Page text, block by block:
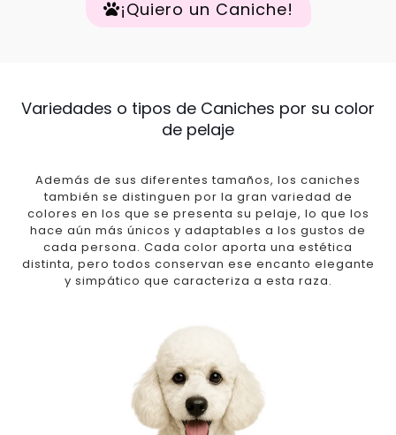
¡Quiero un Caniche!
Variedades o tipos de Caniches por su color
de pelaje
Además de sus diferentes tamaños, los caniches
también se distinguen por la gran variedad de
colores en los que se presenta su pelaje, lo que los
hace aún más únicos y adaptables a los gustos de
cada persona. Cada color aporta una estética
distinta, pero todos conservan ese encanto elegante
y simpático que caracteriza a esta raza.